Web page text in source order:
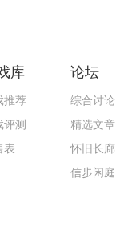
库
推荐
评测
表
论坛
综合讨论
精选文章
怀旧长廊
信步闲庭